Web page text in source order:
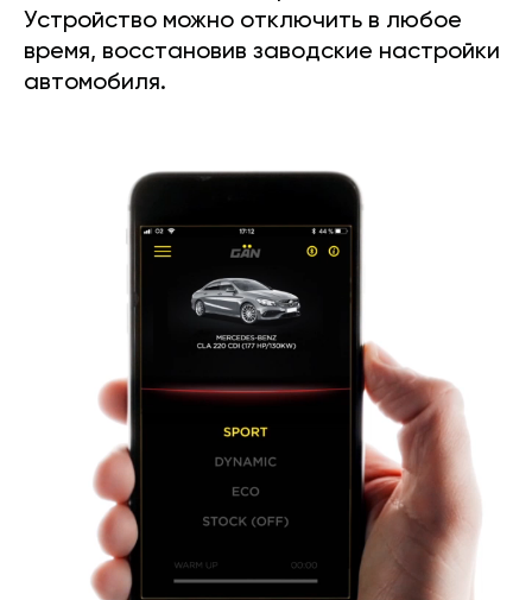
Устройство можно отключить в любое
время, восстановив заводские настройки
автомобиля.